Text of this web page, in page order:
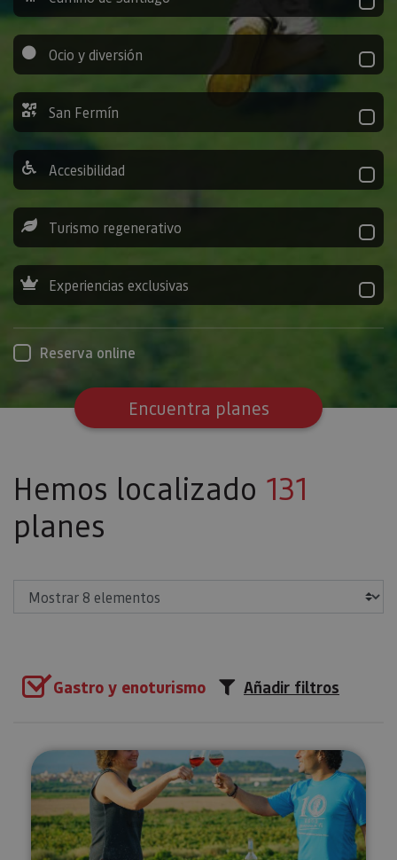
Ocio y diversión
San Fermín
Accesibilidad
Turismo regenerativo
Experiencias exclusivas
Reserva online
Encuentra planes
Hemos localizado 131
planes
Gastro y enoturismo Añadir filtros
Visita a viñedo y Bodegas